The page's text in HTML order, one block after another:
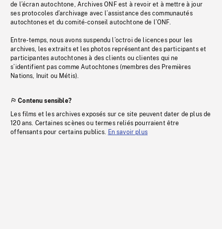
de l’écran autochtone, Archives ONF est à revoir et à mettre à jour
ses protocoles d’archivage avec l’assistance des communautés
autochtones et du comité-conseil autochtone de l’ONF.
Entre-temps, nous avons suspendu l’octroi de licences pour les
archives, les extraits et les photos représentant des participants et
participantes autochtones à des clients ou clientes qui ne
s’identifient pas comme Autochtones (membres des Premières
Nations, Inuit ou Métis).
Contenu sensible?
Les films et les archives exposés sur ce site peuvent dater de plus de
120 ans. Certaines scènes ou termes reliés pourraient être
offensants pour certains publics. En savoir plus